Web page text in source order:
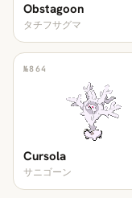
Obstagoon
タチフサグマ
№864
Cursola
サニゴーン